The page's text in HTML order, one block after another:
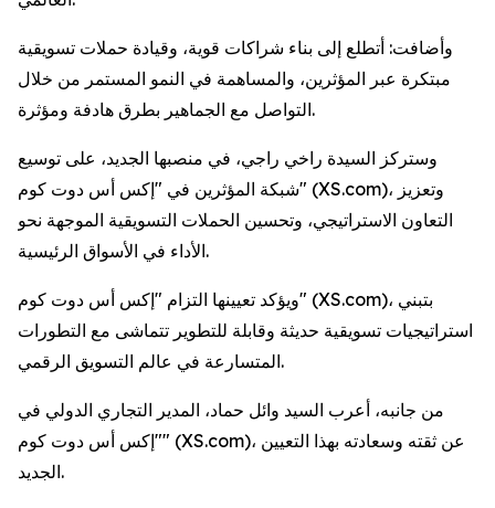
وأضافت: أتطلع إلى بناء شراكات قوية، وقيادة حملات تسويقية
مبتكرة عبر المؤثرين، والمساهمة في النمو المستمر من خلال
التواصل مع الجماهير بطرق هادفة ومؤثرة.
وستركز السيدة راخي راجي، في منصبها الجديد، على توسيع
شبكة المؤثرين في "إكس أس دوت كوم" (XS.com)، وتعزيز
التعاون الاستراتيجي، وتحسين الحملات التسويقية الموجهة نحو
الأداء في الأسواق الرئيسية.
ويؤكد تعيينها التزام "إكس أس دوت كوم" (XS.com)، بتبني
استراتيجيات تسويقية حديثة وقابلة للتطوير تتماشى مع التطورات
المتسارعة في عالم التسويق الرقمي.
من جانبه، أعرب السيد وائل حماد، المدير التجاري الدولي في
"إكس أس دوت كوم" (XS.com)، عن ثقته وسعادته بهذا التعيين
الجديد.